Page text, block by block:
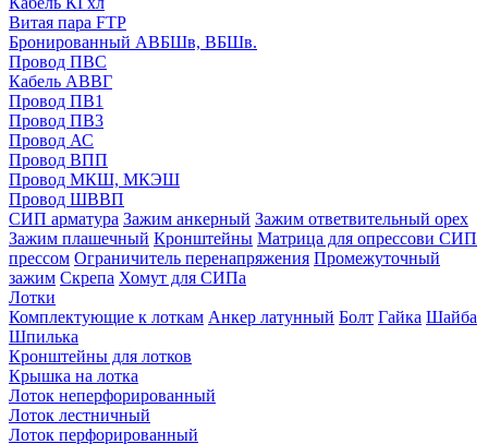
Витая пара FTP
Бронированный АВБШв, ВБШв.
Провод ПВС
Кабель АВВГ
Провод ПВ1
Провод ПВ3
Провод АС
Провод ВПП
Провод МКШ, МКЭШ
Провод ШВВП
СИП арматура Зажим анкерный Зажим ответвительный орех
Зажим плашечный Кронштейны Матрица для опрессови СИП
прессом Ограничитель перенапряжения Промежуточный
зажим Скрепа Хомут для СИПа
Лотки
Комплектующие к лоткам Анкер латунный Болт Гайка Шайба
Шпилька
Кронштейны для лотков
Крышка на лотка
Лоток неперфорированный
Лоток лестничный
Лоток перфорированный